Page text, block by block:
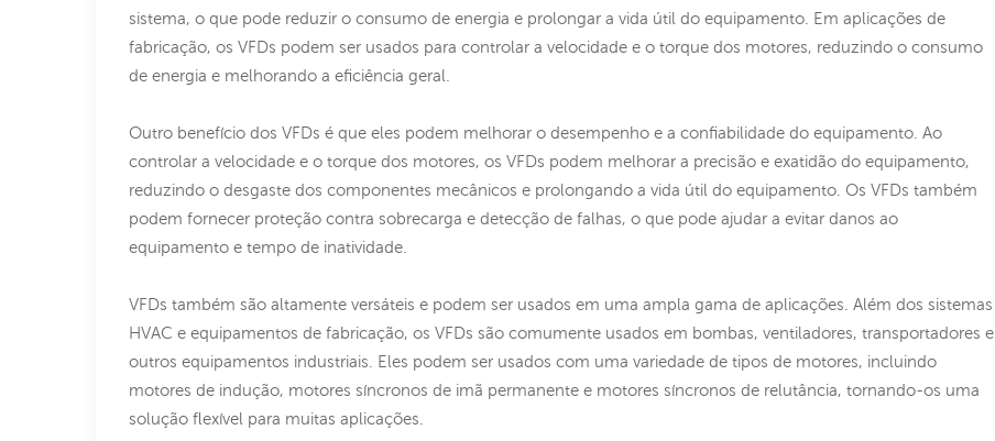
sistema, o que pode reduzir o consumo de energia e prolongar a vida útil do equipamento. Em aplicações de
fabricação, os VFDs podem ser usados ​​para controlar a velocidade e o torque dos motores, reduzindo o consumo
de energia e melhorando a eficiência geral.
Outro benefício dos VFDs é que eles podem melhorar o desempenho e a confiabilidade do equipamento. Ao
controlar a velocidade e o torque dos motores, os VFDs podem melhorar a precisão e exatidão do equipamento,
reduzindo o desgaste dos componentes mecânicos e prolongando a vida útil do equipamento. Os VFDs também
podem fornecer proteção contra sobrecarga e detecção de falhas, o que pode ajudar a evitar danos ao
equipamento e tempo de inatividade.
VFDs também são altamente versáteis e podem ser usados ​​em uma ampla gama de aplicações. Além dos sistemas
HVAC e equipamentos de fabricação, os VFDs são comumente usados ​​em bombas, ventiladores, transportadores e
outros equipamentos industriais. Eles podem ser usados ​​com uma variedade de tipos de motores, incluindo
motores de indução, motores síncronos de imã permanente e motores síncronos de relutância, tornando-os uma
solução flexível para muitas aplicações.